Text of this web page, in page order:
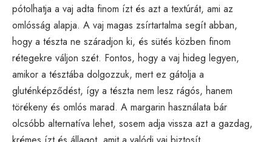
pótolhatja a vaj adta finom ízt és azt a textúrát, ami az
omlósság alapja. A vaj magas zsírtartalma segít abban,
hogy a tészta ne száradjon ki, és sütés közben finom
rétegekre váljon szét. Fontos, hogy a vaj hideg legyen,
amikor a tésztába dolgozzuk, mert ez gátolja a
gluténképződést, így a tészta nem lesz rágós, hanem
törékeny és omlós marad. A margarin használata bár
olcsóbb alternatíva lehet, sosem adja vissza azt a gazdag,